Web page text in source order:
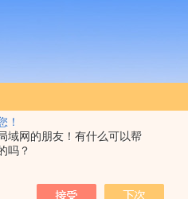
！
域网的朋友！有什么可以帮
吗？
高压兆欧表 CS2077型CS2077高压兆欧表校验仪